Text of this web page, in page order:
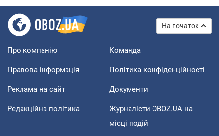
На початок
Про компанію Команда
Правова інформація Політика конфіденційності
Реклама на сайті Документи
Редакційна політика
Журналісти OBOZ.UA на
місці подій